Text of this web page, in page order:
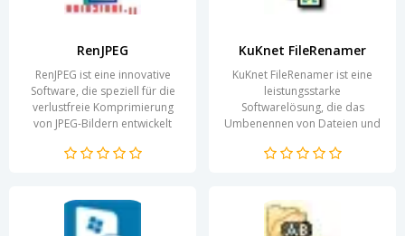
RenJPEG
RenJPEG ist eine innovative
Software, die speziell für die
verlustfreie Komprimierung
von JPEG-Bildern entwickelt
Nutzern, ihre...
KuKnet FileRenamer
KuKnet FileRenamer ist eine
leistungsstarke
Softwarelösung, die das
Umbenennen von Dateien und
benutzerfreundlich gestaltet.